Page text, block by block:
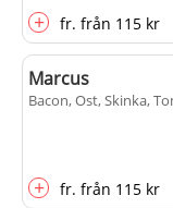
+ fr. från 115 kr
Marcus
Bacon, Ost, Skinka,
+ fr. från 115 kr